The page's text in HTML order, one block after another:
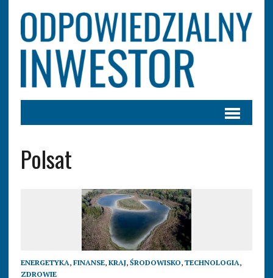
Polsat
ENERGETYKA, FINANSE, KRAJ, ŚRODOWISKO, TECHNOLOGIA,
ZDROWIE